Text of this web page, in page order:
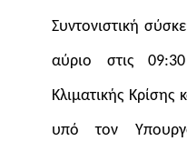
Συντονιστική
αύριο στις
Κλιματικής Κρίσης
υπό τον